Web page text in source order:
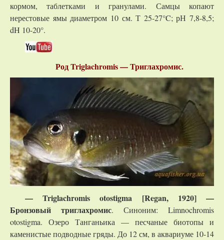
кормом, таблетками и гранулами. Самцы копают
нерестовые ямы диаметром 10 см. Т 25-27°C; рН 7,8-8,5;
dH 10-20°.
Род Triglachromis — Триглахромис.
— Triglachromis otostigma [Regan, 1920] —
Бронзовый триглахромис. Синоним: Limnochromis
otostigma. Озеро Танганьика — песчаные биотопы и
каменистые подводные гряды. До 12 см, в аквариуме 10-14